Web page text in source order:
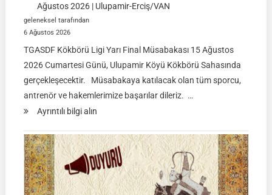
Ağustos 2026 | Ulupamir-Erciş/VAN
geleneksel tarafından
6 Ağustos 2026
TGASDF Kökbörü Ligi Yarı Final Müsabakası 15 Ağustos
2026 Cumartesi Günü, Ulupamir Köyü Kökbörü Sahasında
gerçekleşecektir. Müsabakaya katılacak olan tüm sporcu,
antrenör ve hakemlerimize başarılar dileriz. …
Ayrıntılı bilgi alın:
KÖKBÖRÜ
LİGİ
|
Yarı